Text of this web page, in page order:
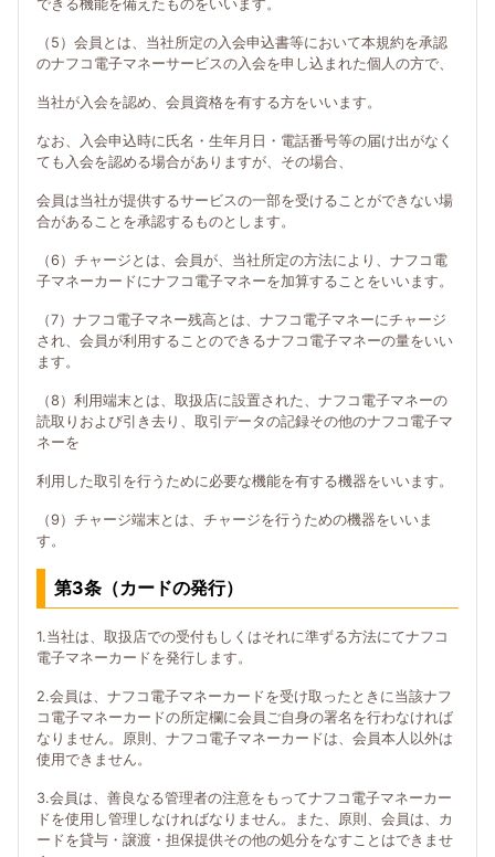
できる機能を備えたものをいいます。
（5）会員とは、当社所定の入会申込書等において本規約を承認
のナフコ電子マネーサービスの入会を申し込まれた個人の方で、
当社が入会を認め、会員資格を有する方をいいます。
なお、入会申込時に氏名・生年月日・電話番号等の届け出がなく
ても入会を認める場合がありますが、その場合、
会員は当社が提供するサービスの一部を受けることができない場
合があることを承認するものとします。
（6）チャージとは、会員が、当社所定の方法により、ナフコ電
子マネーカードにナフコ電子マネーを加算することをいいます。
（7）ナフコ電子マネー残高とは、ナフコ電子マネーにチャージ
され、会員が利用することのできるナフコ電子マネーの量をいい
ます。
（8）利用端末とは、取扱店に設置された、ナフコ電子マネーの
読取りおよび引き去り、取引データの記録その他のナフコ電子マ
ネーを
利用した取引を行うために必要な機能を有する機器をいいます。
（9）チャージ端末とは、チャージを行うための機器をいいま
す。
第3条（カードの発行）
1.当社は、取扱店での受付もしくはそれに準ずる方法にてナフコ
電子マネーカードを発行します。
2.会員は、ナフコ電子マネーカードを受け取ったときに当該ナフ
コ電子マネーカードの所定欄に会員ご自身の署名を行わなければ
なりません。原則、ナフコ電子マネーカードは、会員本人以外は
使用できません。
3.会員は、善良なる管理者の注意をもってナフコ電子マネーカー
ドを使用し管理しなければなりません。また、原則、会員は、カ
ードを貸与・譲渡・担保提供その他の処分をなすことはできませ